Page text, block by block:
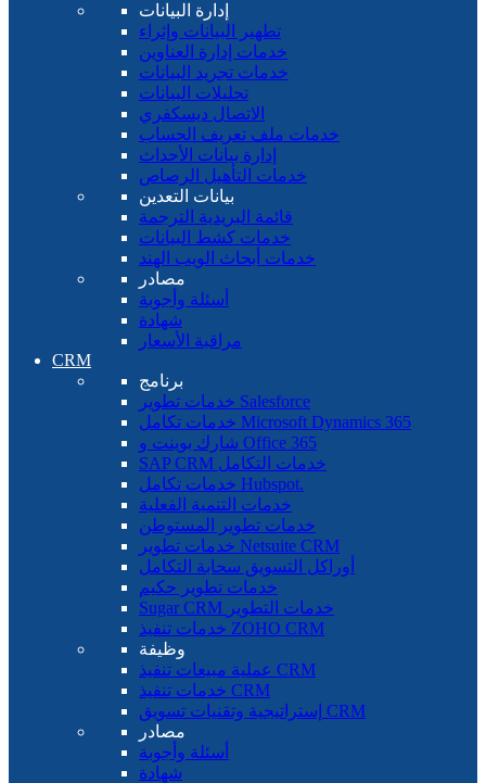
إدارة البيانات
تطهير البيانات وإثراء
خدمات إدارة العناوين
خدمات تجريد البيانات
تحليلات البيانات
الاتصال ديسكفري
خدمات ملف تعريف الحساب
إدارة بيانات الأحداث
خدمات التأهيل الرصاص
بيانات التعدين
قائمة البريدية الترجمة
خدمات كشط البيانات
خدمات أبحاث الويب الهند
مصادر
أسئلة وأجوبة
شهادة
مراقبة الأسعار
CRM
برنامج
خدمات تطوير Salesforce
خدمات تكامل Microsoft Dynamics 365
شارك بوينت و Office 365
SAP CRM خدمات التكامل
خدمات تكامل Hubspot.
خدمات التنمية الفعلية
خدمات تطوير المستوطن
خدمات تطوير Netsuite CRM
أوراكل التسويق سحابة التكامل
خدمات تطوير حكيم
Sugar CRM خدمات التطوير
خدمات تنفيذ ZOHO CRM
وظيفة
عملية مبيعات تنفيذ CRM
خدمات تنفيذ CRM
إستراتيجية وتقنيات تسويق CRM
مصادر
أسئلة وأجوبة
شهادة